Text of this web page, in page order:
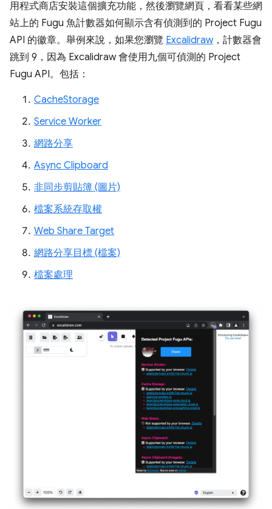
用程式商店安裝這個擴充功能，然後瀏覽網頁，看看某些網
站上的 Fugu 魚計數器如何顯示含有偵測到的 Project Fugu
API 的徽章。舉例來說，如果您瀏覽 Excalidraw，計數器會
跳到 9，因為 Excalidraw 會使用九個可偵測的 Project
Fugu API。包括：
CacheStorage
Service Worker
網路分享
Async Clipboard
非同步剪貼簿 (圖片)
檔案系統存取權
Web Share Target
網路分享目標 (檔案)
檔案處理